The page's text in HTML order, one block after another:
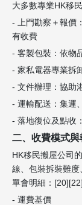
大多數專業HK移
- 上門勘察＋報價
有收費
- 客製包裝：依物
- 家私電器專業拆
- 文件辦理：協助
- 運輸配送：集運
- 落地復位及點收
二、收費模式
HK移民搬屋公司
線、包裝拆裝難
單會明細：
- 運費基價